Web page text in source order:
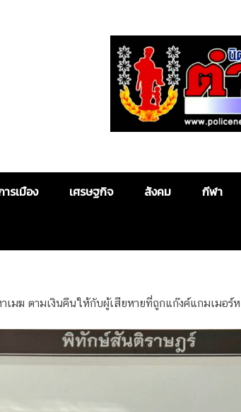
Police
ารเมือง เศรษฐกิจ สังคม กีฬา
เมฆ ตามเงินคืนให้กับผู้เสียหายที่ถูกแก๊งค์แกมเมอร์